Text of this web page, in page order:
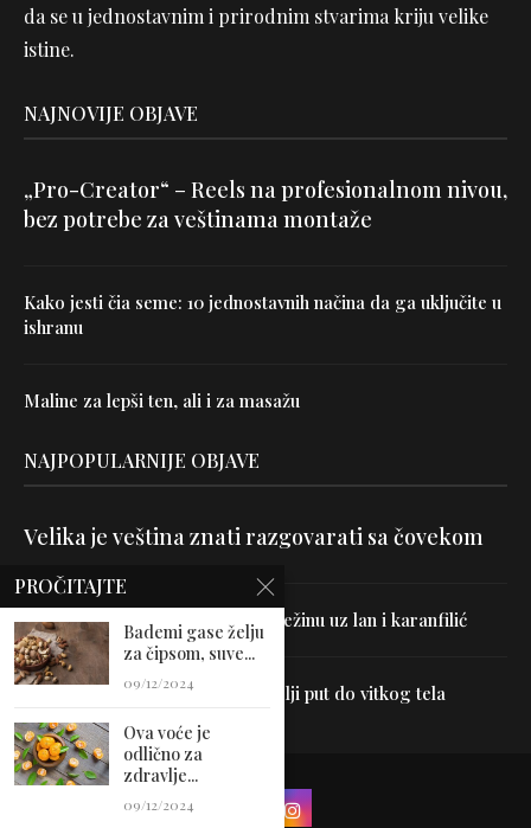
da se u jednostavnim i prirodnim stvarima kriju velike
istine.
NAJNOVIJE OBJAVE
„Pro-Creator“ – Reels na profesionalnom nivou,
bez potrebe za veštinama montaže
Kako jesti čia seme: 10 jednostavnih načina da ga uključite u
ishranu
Maline za lepši ten, ali i za masažu
NAJPOPULARNIJE OBJAVE
Velika je veština znati razgovarati sa čovekom
Uništite parazite i normalizujte težinu uz lan i karanfilić
Dr Hajder: Akupunktura je najbolji put do vitkog tela
PROČITAJTE
Bademi gase želju
za čipsom, suve...
09/12/2024
Ova voće je
odlično za
zdravlje...
09/12/2024